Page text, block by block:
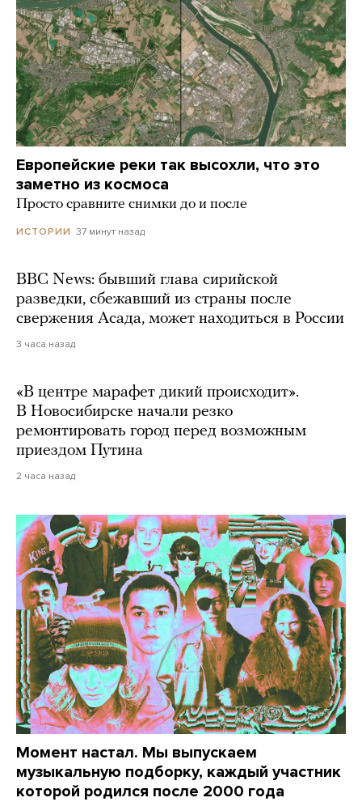
Европейские реки так высохли, что это
заметно из космоса
Просто сравните снимки до и после
ИСТОРИИ 37 минут назад
BBC News: бывший глава сирийской
разведки, сбежавший из страны после
свержения Асада, может находиться в России
3 часа назад
«В центре марафет дикий происходит».
В Новосибирске начали резко
ремонтировать город перед возможным
приездом Путина
2 часа назад
Момент настал. Мы выпускаем
музыкальную подборку, каждый участник
которой родился после 2000 года